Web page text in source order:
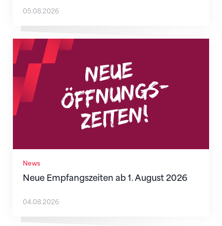
05.08.2026
News
Neue Empfangszeiten ab 1. August 2026
Neue Empfangszeiten ab 1. August 2026
04.08.2026